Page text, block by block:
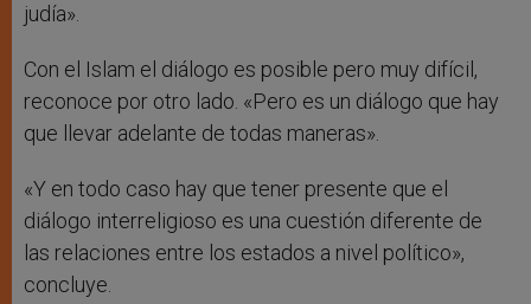
judía».
Con el Islam el diálogo es posible pero muy difícil,
reconoce por otro lado. «Pero es un diálogo que hay
que llevar adelante de todas maneras».
«Y en todo caso hay que tener presente que el
diálogo interreligioso es una cuestión diferente de
las relaciones entre los estados a nivel político»,
concluye.